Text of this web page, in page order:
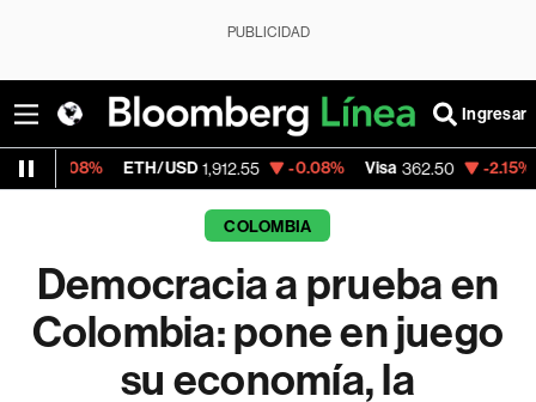
PUBLICIDAD
Ingresar
ETH/USD 1,912.55 -0.08% Visa 362.50 -2.15%
COLOMBIA
Democracia a prueba en
Colombia: pone en juego
su economía, la